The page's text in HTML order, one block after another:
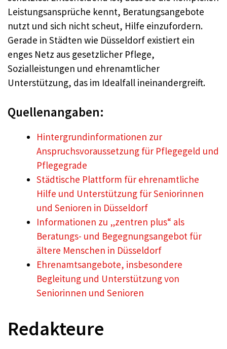
Leistungsansprüche kennt, Beratungsangebote
nutzt und sich nicht scheut, Hilfe einzufordern.
Gerade in Städten wie Düsseldorf existiert ein
enges Netz aus gesetzlicher Pflege,
Sozialleistungen und ehrenamtlicher
Unterstützung, das im Idealfall ineinandergreift.
Quellenangaben:
Hintergrundinformationen zur
Anspruchsvoraussetzung für Pflegegeld und
Pflegegrade
Städtische Plattform für ehrenamtliche
Hilfe und Unterstützung für Seniorinnen
und Senioren in Düsseldorf
Informationen zu „zentren plus“ als
Beratungs- und Begegnungsangebot für
ältere Menschen in Düsseldorf
Ehrenamtsangebote, insbesondere
Begleitung und Unterstützung von
Seniorinnen und Senioren
Redakteure